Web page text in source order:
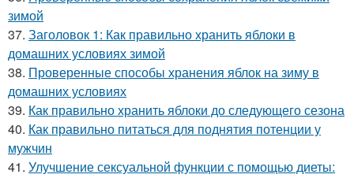
зимой
37. Заголовок 1: Как правильно хранить яблоки в
домашних условиях зимой
38. Проверенные способы хранения яблок на зиму в
домашних условиях
39. Как правильно хранить яблоки до следующего сезона
40. Как правильно питаться для поднятия потенции у
мужчин
41. Улучшение сексуальной функции с помощью диеты: